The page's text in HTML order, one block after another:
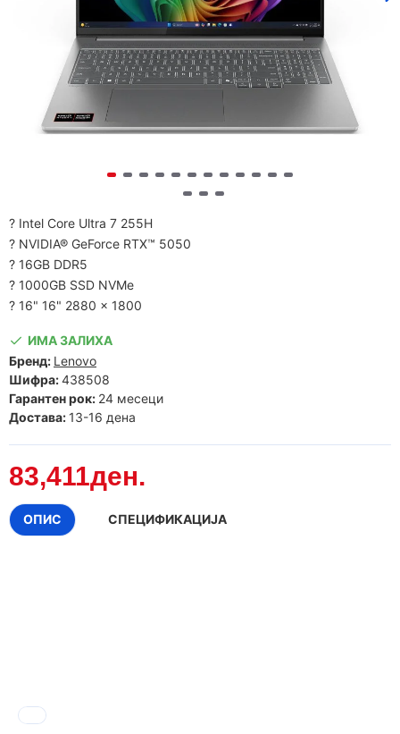
? Intel Core Ultra 7 255H
? NVIDIA® GeForce RTX™ 5050
? 16GB DDR5
? 1000GB SSD NVMe
? 16" 16" 2880 x 1800
83,411ден.
ИМА ЗАЛИХА
Бренд: Lenovo
Шифра:438508
Гарантен рок: 24 месеци
Достава: 13-16 дена
ОПИС СПЕЦИФИКАЦИЈА